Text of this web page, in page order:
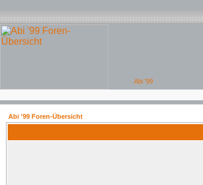
Abi '99 Foren-Übersicht